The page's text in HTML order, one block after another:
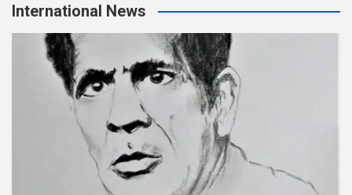
International News